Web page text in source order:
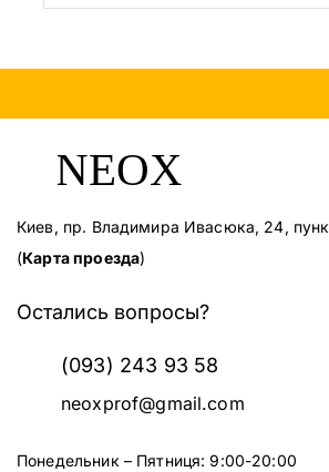
Киев, пр. Владимира Ивасюка, 24,
(Карта проезда)
Остались вопросы?
(093) 243 93 58
neoxprof@gmail.com
Понедельник – Пятниця: 9:00-20:00